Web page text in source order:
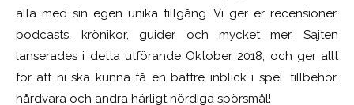
alla med sin egen unika tillgång. Vi ger er recensioner,
podcasts, krönikor, guider och mycket mer. Sajten
lanserades i detta utförande Oktober 2018, och ger allt
för att ni ska kunna få en bättre inblick i spel, tillbehör,
hårdvara och andra härligt nördiga spörsmål!